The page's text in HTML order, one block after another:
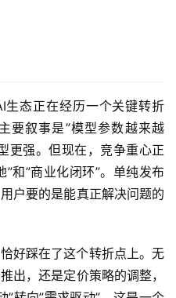
注册
生态正在经历一个关键转折
要叙事是”模型参数越来越
更强。但现在，竞争重心正
”和”商业化闭环”。单纯发布
户要的是能真正解决问题的
好踩在了这个转折点上。无
出，还是定价策略的调整，